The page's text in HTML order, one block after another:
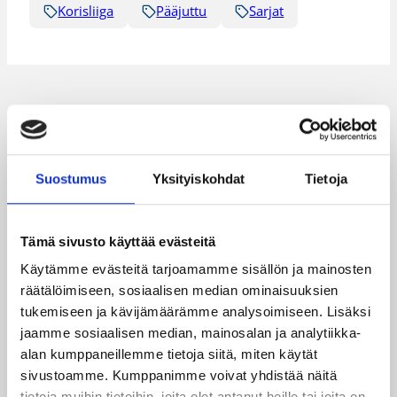
Suostumus Yksityiskohdat Tietoja
Tämä sivusto käyttää evästeitä
Käytämme evästeitä tarjoamamme sisällön ja mainosten
räätälöimiseen, sosiaalisen median ominaisuuksien
tukemiseen ja kävijämäärämme analysoimiseen. Lisäksi
jaamme sosiaalisen median, mainosalan ja analytiikka-
alan kumppaneillemme tietoja siitä, miten käytät
sivustoamme. Kumppanimme voivat yhdistää näitä
Korisliiga Pääjuttu Sarjat
Katso myös